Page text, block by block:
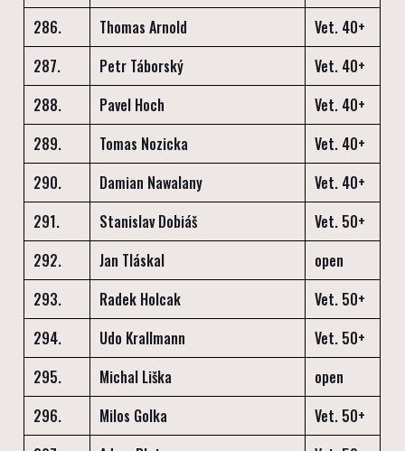
286.
Thomas Arnold
Vet. 40+
287.
Petr Táborský
Vet. 40+
288.
Pavel Hoch
Vet. 40+
289.
Tomas Nozicka
Vet. 40+
290.
Damian Nawalany
Vet. 40+
291.
Stanislav Dobiáš
Vet. 50+
292.
Jan Tláskal
open
293.
Radek Holcak
Vet. 50+
294.
Udo Krallmann
Vet. 50+
295.
Michal Liška
open
296.
Milos Golka
Vet. 50+